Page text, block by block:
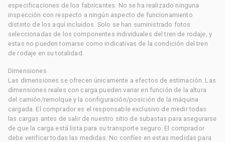
especificaciones de los fabricantes. No se ha realizado ninguna
inspección con respecto a ningún aspecto de funcionamiento
distinto de los aquí incluidos. Solo se han suministrado fotos
seleccionadas de los componentes individuales del tren de rodaje, y
estas no pueden tomarse como indicativas de la condición del tren
de rodaje en su totalidad.
Dimensiones
Las dimensiones se ofrecen únicamente a efectos de estimación. Las
dimensiones reales con carga pueden variar en función de la altura
del camión/remolque y la configuración/posición de la máquina
cargada. El comprador es el responsable exclusivo de medir todas
las cargas antes de salir de nuestro sitio de subastas para asegurarse
de que la carga está lista para su transporte seguro. El comprador
debe verificar todas las medidas. No confíes en estas medidas para